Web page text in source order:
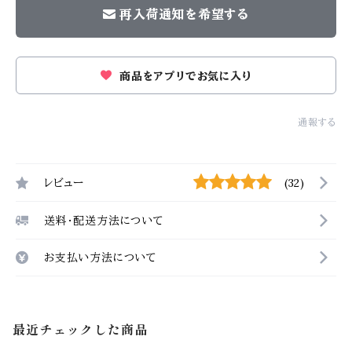
再入荷通知を希望する
商品をアプリでお気に入り
通報する
レビュー (32)
送料・配送方法について
お支払い方法について
最近チェックした商品